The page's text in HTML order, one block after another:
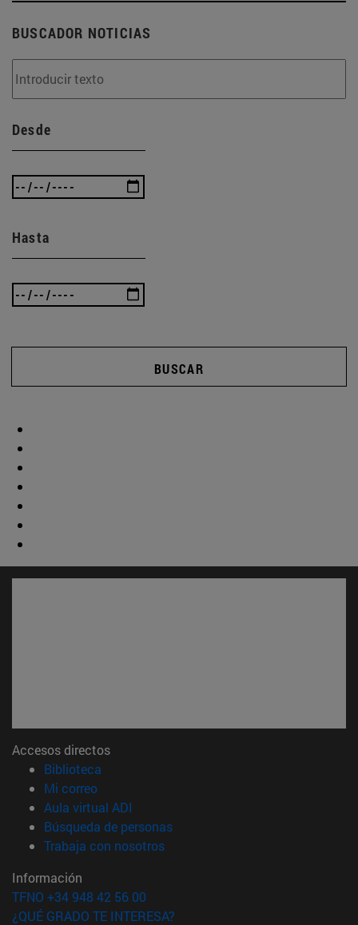
BUSCADOR NOTICIAS
Desde
Hasta
BUSCAR
Accesos directos
Biblioteca
Mi correo(abre en nueva ventana)
Aula virtual ADI
Búsqueda de personas(abre en nueva ventana)
Trabaja con nosotros(abre en nueva ventana)
Información
TFNO +34 948 42 56 00
¿QUÉ GRADO TE INTERESA?